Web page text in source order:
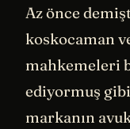
Az önce
koskocaman
mahkemeleri
ediyormuş
markanın